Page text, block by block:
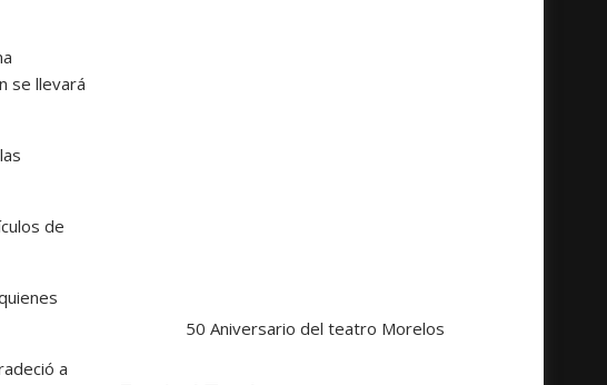
se llevará
de
a
50 Aniversario del teatro Morelos